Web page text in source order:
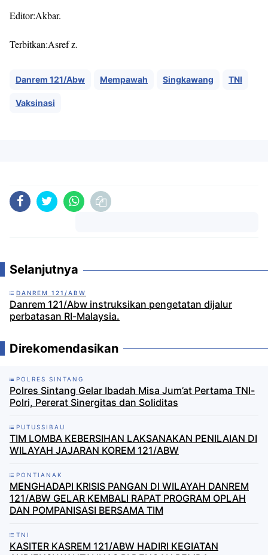
Editor:Akbar.
Terbitkan:Asref z.
Danrem 121/Abw Mempawah Singkawang TNI
Vaksinasi
Selanjutnya
DANREM 121/ABW
Danrem 121/Abw instruksikan pengetatan dijalur
perbatasan RI-Malaysia.
Direkomendasikan
POLRES SINTANG
Polres Sintang Gelar Ibadah Misa Jum’at Pertama TNI-
Polri, Pererat Sinergitas dan Soliditas
PUTUSSIBAU
TIM LOMBA KEBERSIHAN LAKSANAKAN PENILAIAN DI
WILAYAH JAJARAN KOREM 121/ABW
PONTIANAK
MENGHADAPI KRISIS PANGAN DI WILAYAH DANREM
121/ABW GELAR KEMBALI RAPAT PROGRAM OPLAH
DAN POMPANISASI BERSAMA TIM
TNI
KASITER KASREM 121/ABW HADIRI KEGIATAN